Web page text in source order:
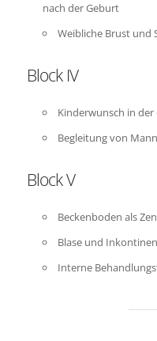
nach der Geburt
Weibliche Brust und
Block IV
Kinderwunsch in
Begleitung von
Block V
Beckenboden als
Blase und
Interne